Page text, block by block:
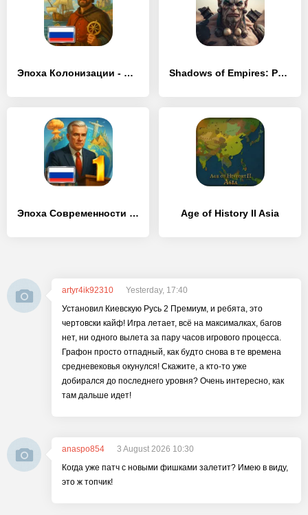
Эпоха Колонизации - Симулятор Средневековья Shadows of Empires: PvP RTS
Эпоха Современности 1 Премиум Age of History II Asia
artyr4ik92310
Yesterday, 17:40
Установил Киевскую Русь 2 Премиум, и ребята, это
чертовски кайф! Игра летает, всё на максималках, багов
нет, ни одного вылета за пару часов игрового процесса.
Графон просто отпадный, как будто снова в те времена
средневековья окунулся! Скажите, а кто-то уже
добирался до последнего уровня? Очень интересно, как
там дальше идет!
anaspo854
3 August 2026 10:30
Когда уже патч с новыми фишками залетит? Имею в виду,
это ж топчик!